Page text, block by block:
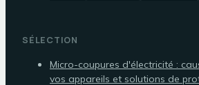
SÉLECTION
Micro-coupures d'électricité :
vos appareils et solutions de